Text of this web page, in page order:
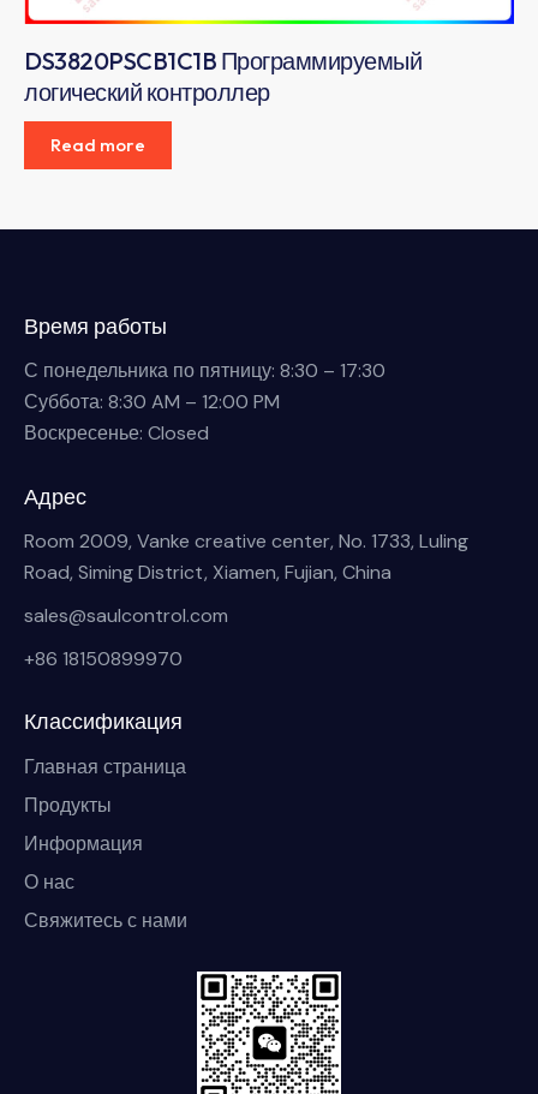
DS3820PSCB1C1B Программируемый
логический контроллер
Read more
Время работы
С понедельника по пятницу: 8:30 – 17:30
Суббота: 8:30 AM – 12:00 PM
Воскресенье: Closed
Адрес
Room 2009, Vanke creative center, No. 1733, Luling
Road, Siming District, Xiamen, Fujian, China
sales@saulcontrol.com
+86 18150899970
Классификация
Главная страница
Продукты
Информация
О нас
Свяжитесь с нами